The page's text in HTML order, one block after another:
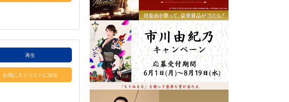
再生
お気に入りリストに追加